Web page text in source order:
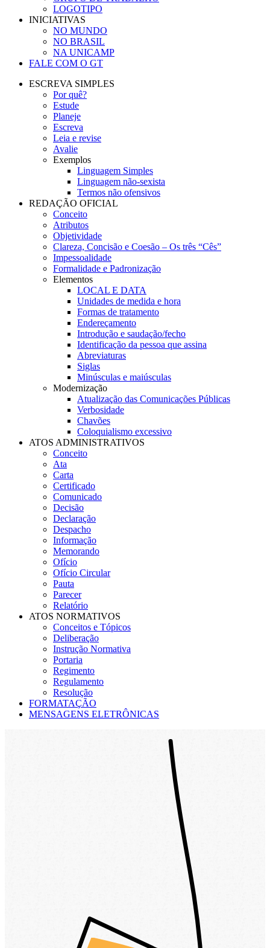
LOGOTIPO
INICIATIVAS
NO MUNDO
NO BRASIL
NA UNICAMP
FALE COM O GT
ESCREVA SIMPLES
Por quê?
Estude
Planeje
Escreva
Leia e revise
Avalie
Exemplos
Linguagem Simples
Linguagem não-sexista
Termos não ofensivos
REDAÇÃO OFICIAL
Conceito
Atributos
Objetividade
Clareza, Concisão e Coesão – Os três “Cês”
Impessoalidade
Formalidade e Padronização
Elementos
LOCAL E DATA
Unidades de medida e hora
Formas de tratamento
Endereçamento
Introdução e saudação/fecho
Identificação da pessoa que assina
Abreviaturas
Siglas
Minúsculas e maiúsculas
Modernização
Atualização das Comunicações Públicas
Verbosidade
Chavões
Coloquialismo excessivo
ATOS ADMINISTRATIVOS
Conceito
Ata
Carta
Certificado
Comunicado
Decisão
Declaração
Despacho
Informação
Memorando
Ofício
Ofício Circular
Pauta
Parecer
Relatório
ATOS NORMATIVOS
Conceitos e Tópicos
Deliberação
Instrução Normativa
Portaria
Regimento
Regulamento
Resolução
FORMATAÇÃO
MENSAGENS ELETRÔNICAS